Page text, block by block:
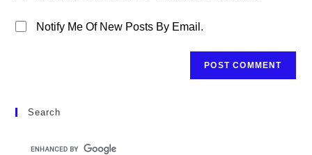
Notify Me Of New Posts By Email.
Search